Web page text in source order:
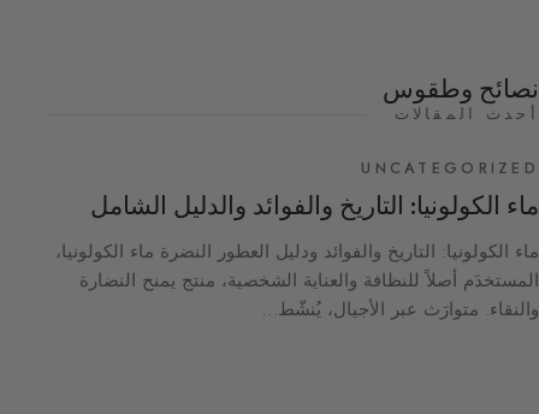
نصائح وطقوس
أحدث المقالات
UNCATEGORIZED
ماء الكولونيا: التاريخ والفوائد والدليل الشامل
ماء الكولونيا: التاريخ والفوائد ودليل العطور النضرة ماء الكولونيا،
المستخدَم أصلاً للنظافة والعناية الشخصية، منتج يمنح النضارة
والنقاء. متوارَث عبر الأجيال، يُنشّط…